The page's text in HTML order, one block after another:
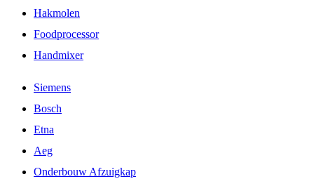
Hakmolen
Foodprocessor
Handmixer
Siemens
Bosch
Etna
Aeg
Onderbouw Afzuigkap